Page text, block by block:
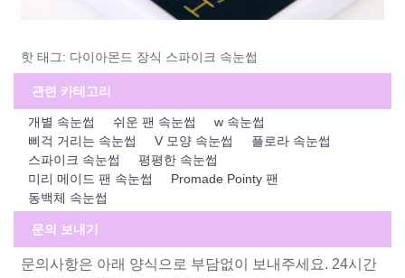
핫 태그: 다이아몬드 장식 스파이크 속눈썹
관련 카테고리
개별 속눈썹 쉬운 팬 속눈썹
w 속눈썹
삐걱 거리는 속눈썹
V 모양 속눈썹
플로라 속눈썹
스파이크 속눈썹
평평한 속눈썹
미리 메이드 팬 속눈썹
Promade Pointy 팬
동백체 속눈썹
문의 보내기
문의사항은 아래 양식으로 부담없이 보내주세요. 24시간